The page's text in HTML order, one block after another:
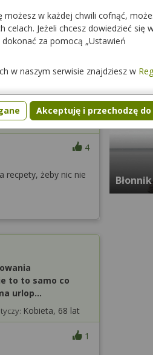
rocznej?Jeżeli
wykupić
Kobieta, 42 lata
4
recpety, żeby nic nie
to to samo co
urlop...
Kobieta, 68 lat
1
w każdej chwili cofnąć,
Jeżeli chcesz dowiedzieć się
za pomocą „Ustawień
w naszym serwisie znajdziesz w
Akceptuję i przechodzę